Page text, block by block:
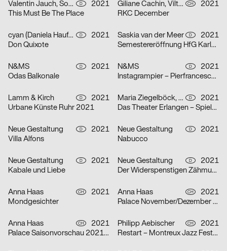
Valentin Jauch, Sonia González D
2021
This Must Be The Place
Giliane Cachin, Vilté Jurgutyté CH
2021
RKC December
cyan (Daniela Haufe + Detlef Fiedler) D
2021
Don Quixote
Saskia van der Meer D
2021
Semestereröffnung HfG Karlsruhe
N&MS D
2021
Odas Balkonale
N&MS D
2021
Instagrampier – Pierfrancesco Celada
Lamm & Kirch D
2021
Urbane Künste Ruhr 2021
Maria Ziegelböck, Neue Gestaltung D
2021
Das Theater Erlangen – Spielzeit 2021/22
Neue Gestaltung D
2021
Villa Alfons
Neue Gestaltung D
2021
Nabucco
Neue Gestaltung D
2021
Kabale und Liebe
Neue Gestaltung D
2021
Der Widerspenstigen Zähmung
Anna Haas CH
2021
Mondgesichter
Anna Haas CH
2021
Palace November/Dezember 2021
Anna Haas CH
2021
Palace Saisonvorschau 2021/22
Philipp Aebischer CH
2021
Restart – Montreux Jazz Festival 2021